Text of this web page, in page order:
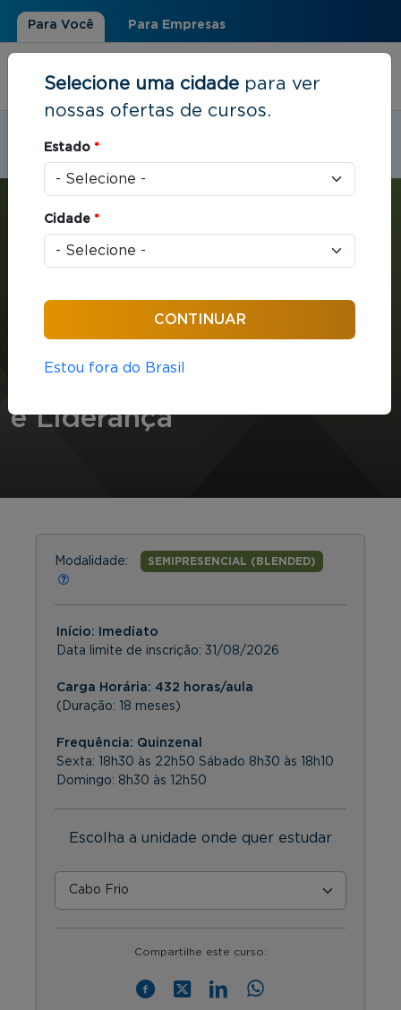
Para Você Para Empresas
Estudar em:Cabo Frio, RJ
Você está aqui
e Liderança
Modalidade: SEMIPRESENCIAL (BLENDED)
Início: Imediato
Data limite de inscrição: 31/08/2026
Carga Horária: 432 horas/aula
(Duração: 18 meses)
Frequência: Quinzenal
Sexta: 18h30 às 22h50 Sábado 8h30 às 18h10
Domingo: 8h30 às 12h50
Escolha a unidade onde quer estudar
Compartilhe este curso:
Selecione uma cidade para ver
nossas ofertas de cursos.
Estado *
Cidade *
Estou fora do Brasil